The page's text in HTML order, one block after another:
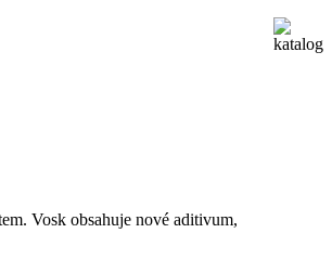
Vosk obsahuje nové aditivum,